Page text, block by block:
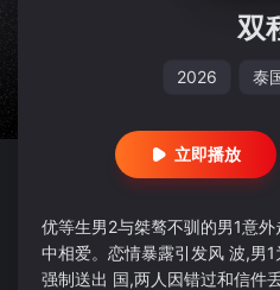
双
2026 泰
立即播放
优等生男2与桀骜不驯的男1意
中相爱。恋情暴露引发风 波,男
强制送出 国,两人因错过和信件